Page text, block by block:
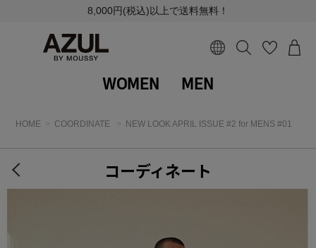
8,000円(税込)以上で送料無料！
WOMEN MEN
HOME COORDINATE NEW LOOK APRIL ISSUE #2 for MENS #01
コーディネート